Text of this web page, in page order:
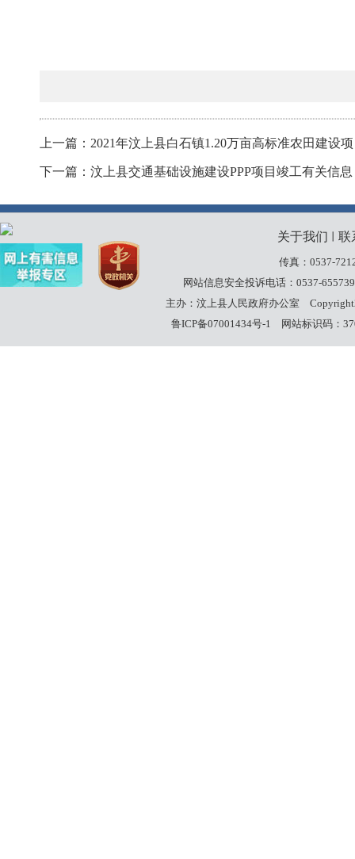
上一篇：2021年汶上县白石镇1.20万亩高标准农田建设
下一篇：汶上县交通基础设施建设PPP项目竣工有关信息
关于我们 联
传真：0537-
网站信息安全投诉电话：0537-
主办：汶上县人民政府办公室
鲁ICP备07001434号-1
网站标识码：